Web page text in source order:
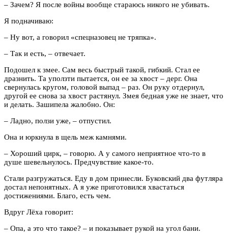
– Зачем? Я после войны вообще стараюсь никого не убивать.
Я подначиваю:
– Ну вот, а говорил «спецназовец не тряпка».
– Так и есть, – отвечает.
Подошел к змее. Сам весь быстрый такой, гибкий. Стал ее
дразнить. Та уползти пытается, он ее за хвост – дерг. Она
свернулась кругом, головой выпад – раз. Он руку отдернул,
другой ее снова за хвост растянул. Змея бедная уже не знает, что
и делать. Зашипела жалобно. Он:
– Ладно, ползи уже, – отпустил.
Она и юркнула в щель меж камнями.
– Хороший цирк, – говорю. А у самого неприятное что-то в
душе шевельнулось. Предчувствие какое-то.
Стали разгружаться. Еду в дом принесли. Буковский два футляра
достал непонятных. А я уже приготовился хвастаться
достижениями. Благо, есть чем.
Вдруг Лёха говорит:
– Опа, а это что такое? – и показывает рукой на угол бани.